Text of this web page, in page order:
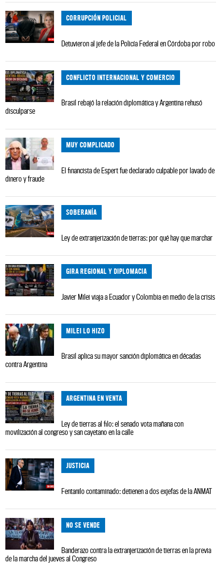
CORRUPCIÓN POLICIAL
Detuvieron al jefe de la Policía Federal en Córdoba por robo
CONFLICTO INTERNACIONAL Y COMERCIO
Brasil rebajó la relación diplomática y Argentina rehusó
disculparse
MUY COMPLICADO
El financista de Espert fue declarado culpable por lavado de
dinero y fraude
SOBERANÍA
Ley de extranjerización de tierras: por qué hay que marchar
GIRA REGIONAL Y DIPLOMACIA
Javier Milei viaja a Ecuador y Colombia en medio de la crisis
MILEI LO HIZO
Brasil aplica su mayor sanción diplomática en décadas
contra Argentina
ARGENTINA EN VENTA
Ley de tierras al filo: el senado vota mañana con
movilización al congreso y san cayetano en la calle
JUSTICIA
Fentanilo contaminado: detienen a dos exjefas de la ANMAT
NO SE VENDE
Banderazo contra la extranjerización de tierras en la previa
de la marcha del jueves al Congreso